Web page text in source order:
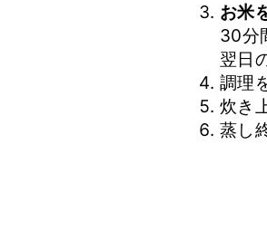
お米
30分
翌日
調理
炊き
蒸し